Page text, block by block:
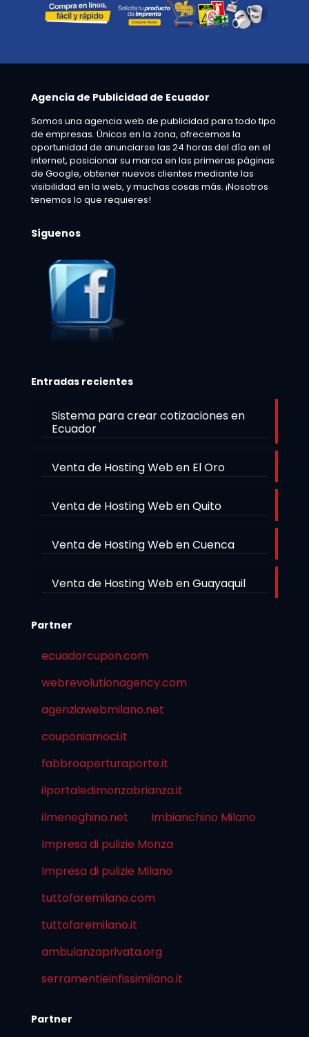
Agencia de Publicidad de Ecuador
Somos una agencia web de publicidad para todo tipo
de empresas. Únicos en la zona, ofrecemos la
oportunidad de anunciarse las 24 horas del día en el
internet, posicionar su marca en las primeras páginas
de Google, obtener nuevos clientes mediante las
visibilidad en la web, y muchas cosas más. ¡Nosotros
tenemos lo que requieres!
Síguenos
Entradas recientes
Sistema para crear cotizaciones en
Ecuador
Venta de Hosting Web en El Oro
Venta de Hosting Web en Quito
Venta de Hosting Web en Cuenca
Venta de Hosting Web en Guayaquil
Partner
ecuadorcupon.com
webrevolutionagency.com
agenziawebmilano.net
couponiamoci.it
fabbroaperturaporte.it
ilportaledimonzabrianza.it
ilmeneghino.net
Imbianchino Milano
Impresa di pulizie Monza
Impresa di pulizie Milano
tuttofaremilano.com
tuttofaremilano.it
ambulanzaprivata.org
serramentieinfissimilano.it
Partner